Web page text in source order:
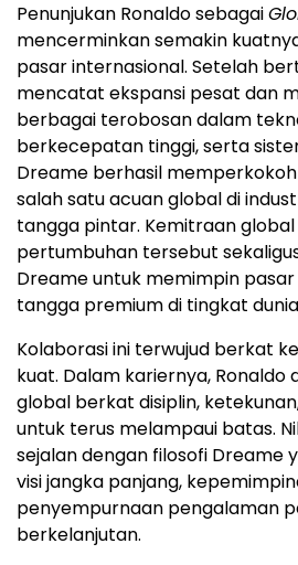
Penunjukan Ronaldo sebagai
mencerminkan semakin
pasar internasional. Setelah
mencatat ekspansi pesat dan
berbagai terobosan dalam
berkecepatan tinggi, serta
Dreame berhasil
salah satu acuan global di
tangga pintar. Kemitraan
pertumbuhan tersebut
Dreame untuk memimpin
tangga premium di tingkat
Kolaborasi ini terwujud berkat
kuat. Dalam kariernya, Ronaldo
global berkat disiplin,
untuk terus melampaui batas.
sejalan dengan filosofi Dreame
visi jangka panjang,
penyempurnaan pengalaman
berkelanjutan.